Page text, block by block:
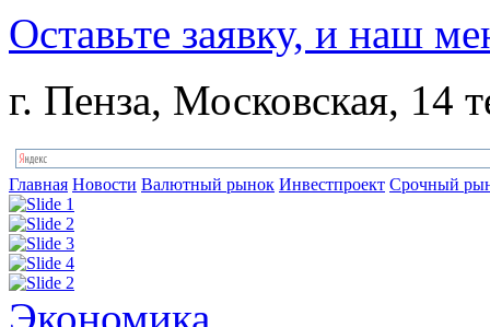
Оставьте заявку, и наш
г. Пенза, Московская, 14
Главная Новости Валютный рынок Инвестпроект Срочный